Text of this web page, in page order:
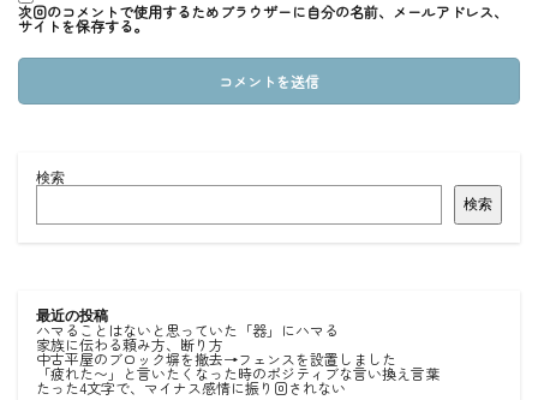
次回のコメントで使用するためブラウザーに自分の名前、メールアドレス、
サイトを保存する。
検索
検索
最近の投稿
ハマることはないと思っていた「器」にハマる
家族に伝わる頼み方、断り方
中古平屋のブロック塀を撤去→フェンスを設置しました
「疲れた〜」と言いたくなった時のポジティブな言い換え言葉
たった4文字で、マイナス感情に振り回されない